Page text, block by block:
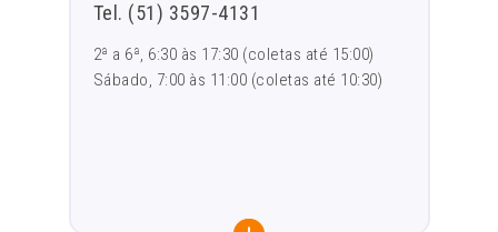
Tel. (51) 3597-4131
2ª a 6ª, 6:30 às 17:30 (coletas até 15:00)
Sábado, 7:00 às 11:00 (coletas até 10:30)